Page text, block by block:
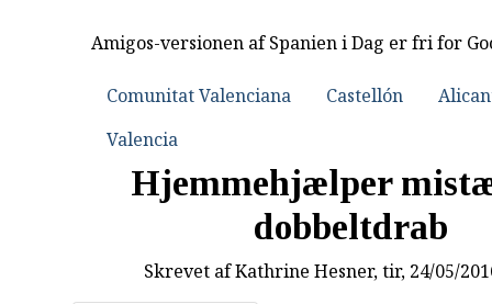
Amigos-versionen af Spanien i Dag er fri for
Comunitat Valenciana Castellón
Valencia
Hjemmehjælper
dobbeltdrab
Skrevet afKathrine Hesner, tir, 24/05/